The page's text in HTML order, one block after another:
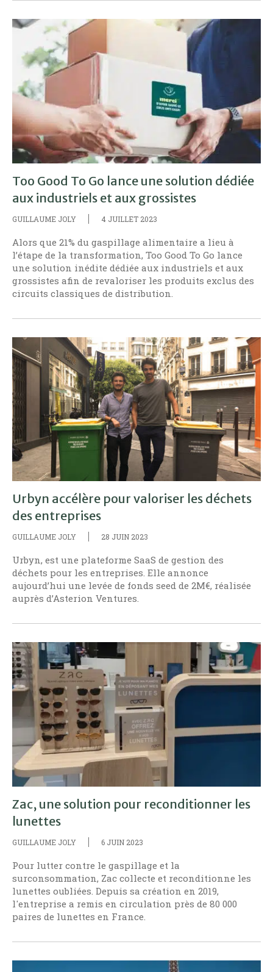
Too Good To Go lance une solution dédiée
aux industriels et aux grossistes
GUILLAUME JOLY 4 JUILLET 2023
Alors que 21% du gaspillage alimentaire a lieu à
l’étape de la transformation, Too Good To Go lance
une solution inédite dédiée aux industriels et aux
grossistes afin de revaloriser les produits exclus des
circuits classiques de distribution.
Urbyn accélère pour valoriser les déchets
des entreprises
GUILLAUME JOLY 28 JUIN 2023
Urbyn, est une plateforme SaaS de gestion des
déchets pour les entreprises. Elle annonce
aujourd’hui une levée de fonds seed de 2M€, réalisée
auprès d’Asterion Ventures.
Zac, une solution pour reconditionner les
lunettes
GUILLAUME JOLY 6 JUIN 2023
Pour lutter contre le gaspillage et la
surconsommation, Zac collecte et reconditionne les
lunettes oubliées. Depuis sa création en 2019,
l'entreprise a remis en circulation près de 80 000
paires de lunettes en France.